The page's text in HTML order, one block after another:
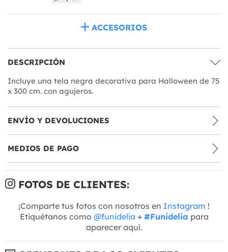
ACCESORIOS
DESCRIPCIÓN
Incluye una tela negra decorativa para Halloween de 75
x 300 cm. con agujeros.
ENVÍO Y DEVOLUCIONES
MEDIOS DE PAGO
FOTOS DE CLIENTES:
¡Comparte tus fotos con nosotros en Instagram !
Etiquétanos como @funidelia + #Funidelia para
aparecer aquí.